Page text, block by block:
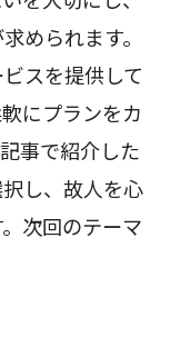
められます。
スを提供して
にプランをカ
事で紹介した
し、故人を心
次回のテーマ